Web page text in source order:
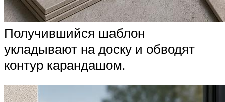
Получившийся шаблон
укладывают на доску и обводят
контур карандашом.